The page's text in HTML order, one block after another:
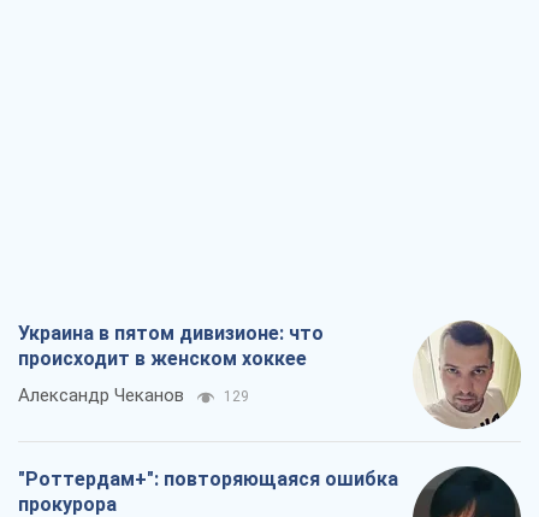
Украина в пятом дивизионе: что
происходит в женском хоккее
Александр Чеканов 129
"Роттердам+": повторяющаяся ошибка
прокурора